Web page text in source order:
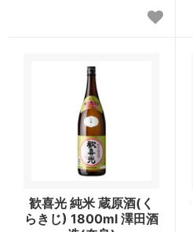
歓喜光 純米 蔵原酒(く
らきじ) 1800ml 澤田酒